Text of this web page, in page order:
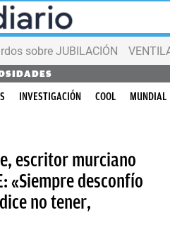
sobre JUBILACIÓN
INVESTIGACIÓN COOL MUNDIAL
escritor murciano
«Siempre desconfío
no tener,